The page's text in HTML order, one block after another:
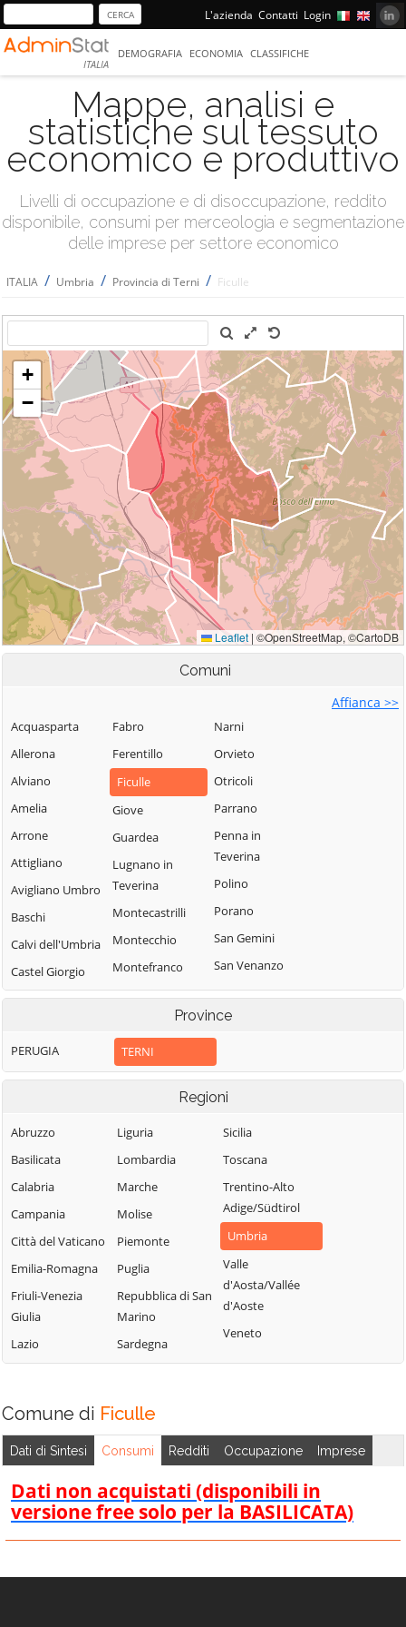
L'azienda Contatti Login
ITALIA
DEMOGRAFIA ECONOMIA CLASSIFICHE
Mappe, analisi e
statistiche sul tessuto
economico e produttivo
Livelli di occupazione e di disoccupazione, reddito
disponibile, consumi per merceologia e segmentazione
delle imprese per settore economico
ITALIA / Umbria / Provincia di Terni / Ficulle
Comuni
Affianca >>
Acquasparta
Allerona
Alviano
Amelia
Arrone
Attigliano
Avigliano Umbro
Baschi
Calvi dell'Umbria
Castel Giorgio
Castel Viscardo
Fabro
Ferentillo
Ficulle
Giove
Guardea
Lugnano in
Teverina
Montecastrilli
Montecchio
Montefranco
Montegabbione
Monteleone
d'Orvieto
Narni
Orvieto
Otricoli
Parrano
Penna in
Teverina
Polino
Porano
San Gemini
San Venanzo
Stroncone
Terni
Province
PERUGIA TERNI
Regioni
Abruzzo
Basilicata
Calabria
Campania
Città del Vaticano
Emilia-Romagna
Friuli-Venezia
Giulia
Lazio
Liguria
Lombardia
Marche
Molise
Piemonte
Puglia
Repubblica di San
Marino
Sardegna
Sicilia
Toscana
Trentino-Alto
Adige/Südtirol
Umbria
Valle
d'Aosta/Vallée
d'Aoste
Veneto
Comune di Ficulle
Dati di Sintesi Consumi Redditi Occupazione Imprese
Dati non acquistati (disponibili in
versione free solo per la BASILICATA)